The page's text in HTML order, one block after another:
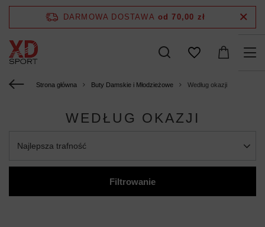
DARMOWA DOSTAWA od 70,00 zł
Strona główna Buty Damskie i Młodzieżowe Według okazji
WEDŁUG OKAZJI
Najlepsza trafność
Filtrowanie